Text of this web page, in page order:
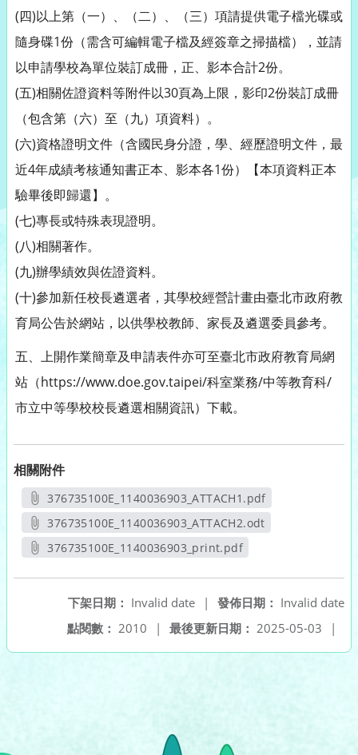
(四)以上第（一）、（二）、（三）項請提供電子檔光碟或
隨身碟1份（需含可編輯電子檔及經簽章之掃描檔），並請
以申請學校為單位裝訂成冊，正、影本合計2份。
(五)相關佐證資料等附件以30頁為上限，影印2份裝訂成冊
（包含第（六）至（九）項資料）。
(六)資格證明文件（含國民身分證，學、經歷證明文件，最
近4年成績考核通知書正本、影本各1份）【本項資料正本
驗畢後即歸還】。
(七)專長或特殊表現證明。
(八)相關著作。
(九)辦學績效與佐證資料。
(十)參加新任校長遴選者，其學校經營計畫由臺北市政府教
育局公告於網站，以供學校教師、家長及遴選委員參考。
五、上開作業簡章及申請表件亦可至臺北市政府教育局網
站（https://www.doe.gov.taipei/科室業務/中等教育科/
市立中等學校校長遴選相關資訊）下載。
相關附件
376735100E_1140036903_ATTACH1.pdf
另開新視窗
376735100E_1140036903_ATTACH2.odt
另開新視窗
376735100E_1140036903_print.pdf
發佈日期： Invalid date
下架日期： Invalid date
|
最後更新日期： 2025-05-03 |
點閱數： 2010 |